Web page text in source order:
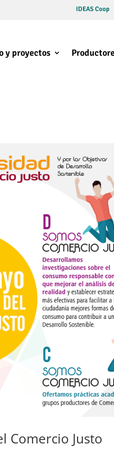
IDEAS Coop
y proyectos
Comercio Justo